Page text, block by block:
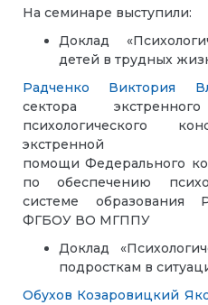
На семинаре выступили:
Доклад «П
детей в трудных
Радченко Виктория
сектора
психологического
экстренной
помощи Федерального
по обеспечению
системе образования
ФГБОУ ВО МГППУ
Доклад
подросткам в
Обухов Козаровицкий